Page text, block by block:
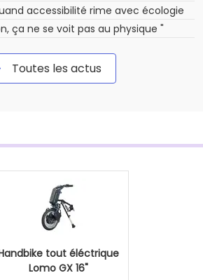
accessibilité rime avec écologie
ça ne se voit pas au physique "
Toutes les actus
tout éléctrique
Lomo GX 16"